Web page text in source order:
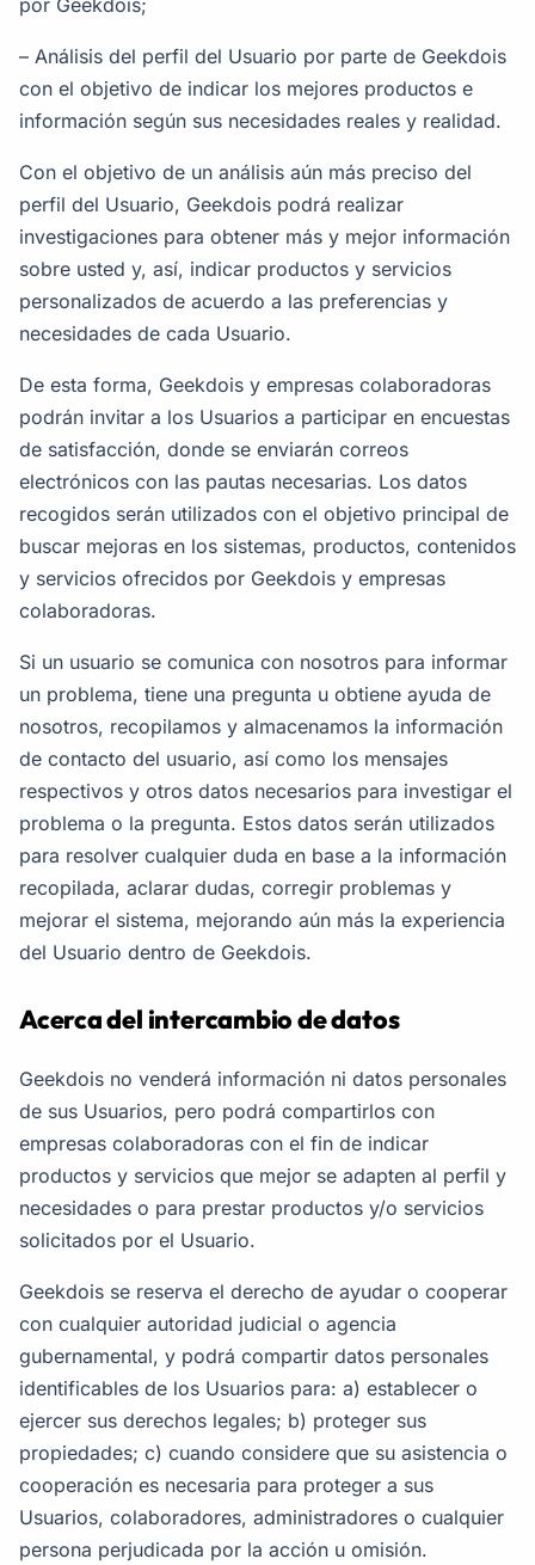
por Geekdois;
– Análisis del perfil del Usuario por parte de Geekdois
con el objetivo de indicar los mejores productos e
información según sus necesidades reales y realidad.
Con el objetivo de un análisis aún más preciso del
perfil del Usuario, Geekdois podrá realizar
investigaciones para obtener más y mejor información
sobre usted y, así, indicar productos y servicios
personalizados de acuerdo a las preferencias y
necesidades de cada Usuario.
De esta forma, Geekdois y empresas colaboradoras
podrán invitar a los Usuarios a participar en encuestas
de satisfacción, donde se enviarán correos
electrónicos con las pautas necesarias. Los datos
recogidos serán utilizados con el objetivo principal de
buscar mejoras en los sistemas, productos, contenidos
y servicios ofrecidos por Geekdois y empresas
colaboradoras.
Si un usuario se comunica con nosotros para informar
un problema, tiene una pregunta u obtiene ayuda de
nosotros, recopilamos y almacenamos la información
de contacto del usuario, así como los mensajes
respectivos y otros datos necesarios para investigar el
problema o la pregunta. Estos datos serán utilizados
para resolver cualquier duda en base a la información
recopilada, aclarar dudas, corregir problemas y
mejorar el sistema, mejorando aún más la experiencia
del Usuario dentro de Geekdois.
Acerca del intercambio de datos
Geekdois no venderá información ni datos personales
de sus Usuarios, pero podrá compartirlos con
empresas colaboradoras con el fin de indicar
productos y servicios que mejor se adapten al perfil y
necesidades o para prestar productos y/o servicios
solicitados por el Usuario.
Geekdois se reserva el derecho de ayudar o cooperar
con cualquier autoridad judicial o agencia
gubernamental, y podrá compartir datos personales
identificables de los Usuarios para: a) establecer o
ejercer sus derechos legales; b) proteger sus
propiedades; c) cuando considere que su asistencia o
cooperación es necesaria para proteger a sus
Usuarios, colaboradores, administradores o cualquier
persona perjudicada por la acción u omisión.